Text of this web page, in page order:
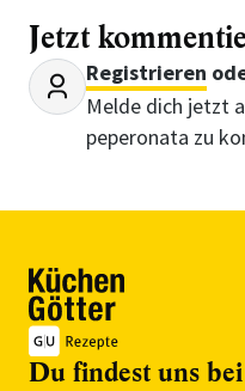
Jetzt
Registrieren
Melde dich jetzt
peperonata zu
Du findest uns bei